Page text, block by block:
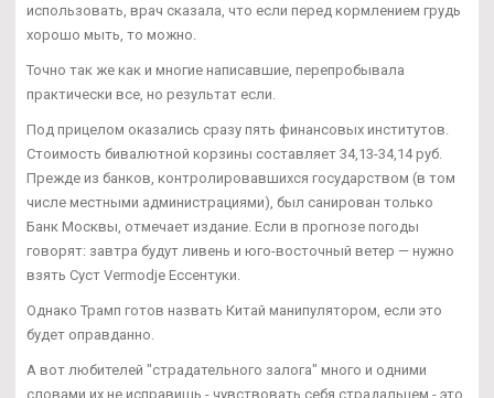
использовать, врач сказала, что если перед кормлением грудь
хорошо мыть, то можно.
Точно так же как и многие написавшие, перепробывала
практически все, но результат если.
Под прицелом оказались сразу пять финансовых институтов.
Стоимость бивалютной корзины составляет 34,13-34,14 руб.
Прежде из банков, контролировавшихся государством (в том
числе местными администрациями), был санирован только
Банк Москвы, отмечает издание. Если в прогнозе погоды
говорят: завтра будут ливень и юго-восточный ветер — нужно
взять Суст Vermodje Ессентуки.
Однако Трамп готов назвать Китай манипулятором, если это
будет оправданно.
А вот любителей "страдательного залога" много и одними
словами их не исправишь - чувствовать себя страдальцем - это